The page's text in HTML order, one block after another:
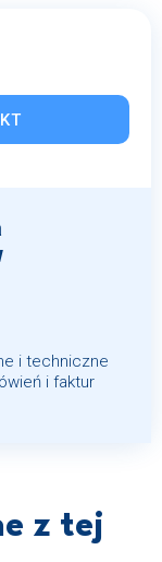
i techniczne
i faktur
z tej